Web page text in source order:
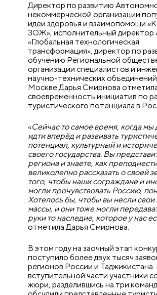
Директор по развитию
некоммерческой организации
идеи здоровья и взаимопомощи
ЗОЖ», исполнительный
«Глобальная технологическая
трансформация», директор по
обучению Региональной
организации специалистов и
научно-технических
Москве Дарья Смирнова
своевременность инициатив по
туристического потенциала в
«Сейчас то самое время, когда
идти вперёд и развивать
потенциал, культурный и
своего государства. Вы
региона и знаете, как
великолепно рассказать о своей
того, чтобы наши сограждане и
могли прочувствовать Россию,
Хотелось бы, чтобы вы несли свои
массы, и они тоже могли
руки то наследие, которое у нас
отметила Дарья Смирнова.
В этом году на заочный этап
поступило более двух тысяч
регионов России и
вступительной части участники
жюри, разделившись на три